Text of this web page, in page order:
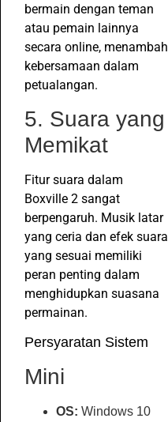
bermain dengan teman
atau pemain lainnya
secara online, menambah
kebersamaan dalam
petualangan.
5. Suara yang
Memikat
Fitur suara dalam
Boxville 2 sangat
berpengaruh. Musik latar
yang ceria dan efek suara
yang sesuai memiliki
peran penting dalam
menghidupkan suasana
permainan.
Persyaratan Sistem
Mini
OS: Windows 10